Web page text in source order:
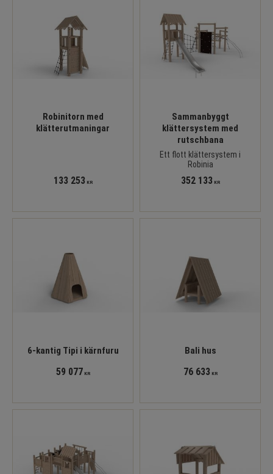
Robinitorn med
klätterutmaningar
133 253 KR
Sammanbyggt
klättersystem med
rutschbana
Ett flott klättersystem i
Robinia
352 133 KR
6-kantig Tipi i kärnfuru
59 077 KR
Bali hus
76 633 KR